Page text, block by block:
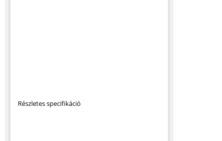
Részletes specifikáció